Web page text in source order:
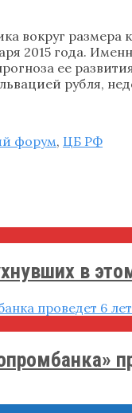
вокруг размера
2015 года.
ее
рубля,
форум, ЦБ РФ
в